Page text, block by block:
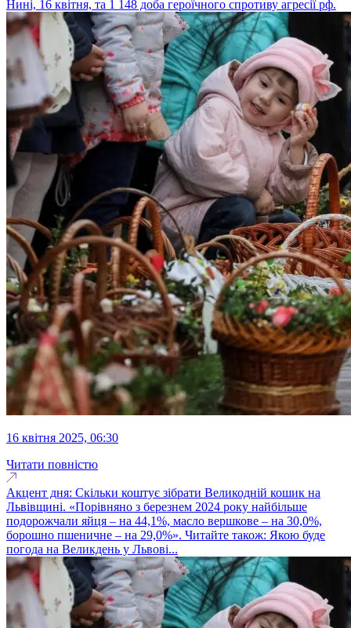
Нині, 16 квітня, та 1 148 доба героїчного спротиву агресії рф.
16 квітня 2025, 06:30
Читати повністю
Акцент дня: Скільки коштує зібрати Великодній кошик на
Львівщині. «Порівняно з березнем 2024 року найбільше
подорожчали яйця – на 44,1%, масло вершкове – на 30,0%,
борошно пшеничне – на 29,0%». Читайте також: Якою буде
погода на Великдень у Львові...